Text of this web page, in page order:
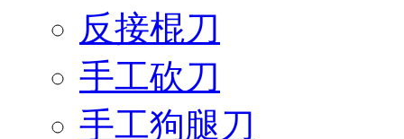
反接棍刀
手工砍刀
手工狗腿刀